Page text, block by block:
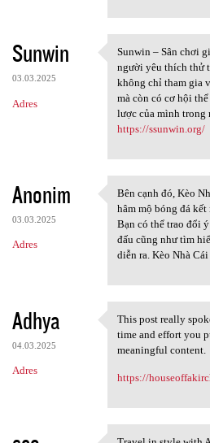
Sunwin
03.03.2025
Adres
Sunwin – Sân
Sunwin – Sân chơi
người yêu thích thử
không chỉ tham gia
mà còn có cơ hội
lược của mình trong
https://ssunwin.org/
Anonim
03.03.2025
Adres
Bên cạnh đó,
Bên cạnh đó, Kèo
hâm mộ bóng đá kết
Bạn có thể trao đổi
đấu cũng như tìm
diễn ra. Kèo Nhà Cái
Adhya
04.03.2025
Adres
This post really
This post really
time and effort you
meaningful content.
https://